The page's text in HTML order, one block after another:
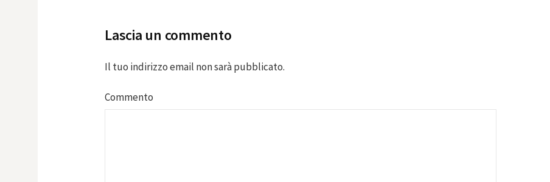
Lascia un commento
Il tuo indirizzo email non sarà pubblicato.
Commento